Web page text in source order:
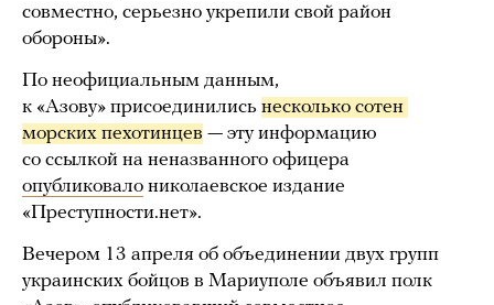
совместно, серьезно укрепили свой район
обороны».
По неофициальным данным,
к «Азову» присоединились несколько сотен
морских пехотинцев — эту информацию
со ссылкой на неназванного офицера
опубликовало николаевское издание
«Преступности.нет».
Вечером 13 апреля об объединении двух групп
украинских бойцов в Мариуполе объявил полк